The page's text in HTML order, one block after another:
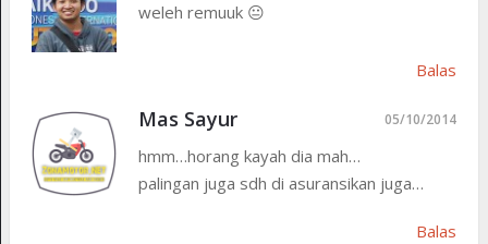
weleh remuuk 😐
Balas
Mas Sayur 05/10/2014
hmm…horang kayah dia mah…
palingan juga sdh di asuransikan juga…
Balas